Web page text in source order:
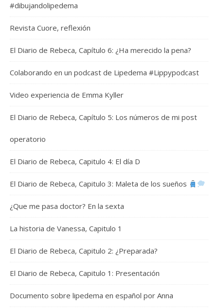
#dibujandolipedema
Revista Cuore, reflexión
El Diario de Rebeca, Capítulo 6: ¿Ha merecido la pena?
Colaborando en un podcast de Lipedema #Lippypodcast
Video experiencia de Emma Kyller
El Diario de Rebeca, Capítulo 5: Los números de mi post
operatorio
El Diario de Rebeca, Capitulo 4: El día D
El Diario de Rebeca, Capitulo 3: Maleta de los sueños
¿Que me pasa doctor? En la sexta
La historia de Vanessa, Capitulo 1
El Diario de Rebeca, Capitulo 2: ¿Preparada?
El Diario de Rebeca, Capitulo 1: Presentación
Documento sobre lipedema en español por Anna